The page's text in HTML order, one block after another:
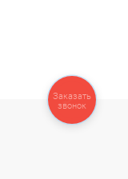
Заказать
звонок